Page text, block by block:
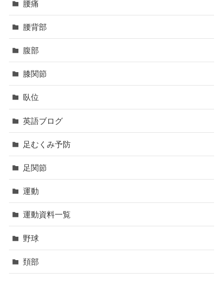
腰痛
腰背部
腹部
膝関節
臥位
英語ブログ
足むくみ予防
足関節
運動
運動資料一覧
野球
頚部